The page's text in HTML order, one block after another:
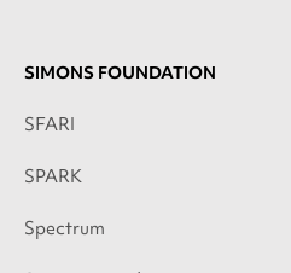
SIMONS FOUNDATION
SFARI
SPARK
Spectrum